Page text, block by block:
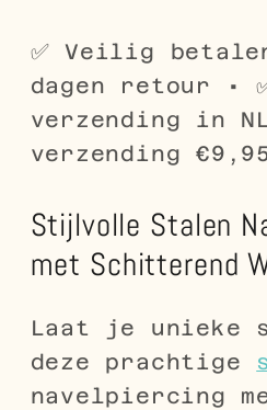
✅ Veilig
dagen retour •
verzending in
verzending
Stijlvolle Stalen
met Schitterend
Laat je unieke
deze prachtige
navelpiercing